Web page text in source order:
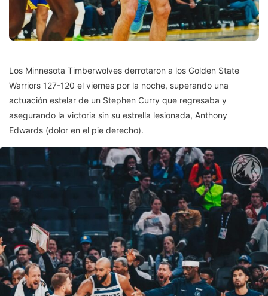
Los Minnesota Timberwolves derrotaron a los Golden State
Warriors 127-120 el viernes por la noche, superando una
actuación estelar de un Stephen Curry que regresaba y
asegurando la victoria sin su estrella lesionada, Anthony
Edwards (dolor en el pie derecho).